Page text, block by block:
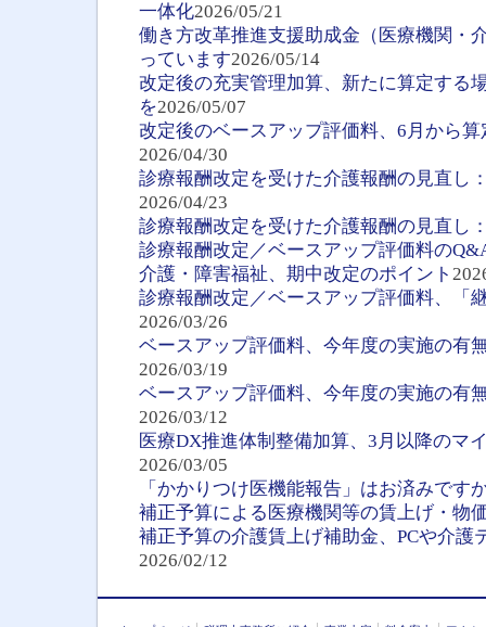
一体化2026/05/21
働き方改革推進支援助成金（医療機関・
っています2026/05/14
改定後の充実管理加算、新たに算定する
を2026/05/07
改定後のベースアップ評価料、6月から
2026/04/30
診療報酬改定を受けた介護報酬の見直し
2026/04/23
診療報酬改定を受けた介護報酬の見直し
診療報酬改定／ベースアップ評価料の
介護・障害福祉、期中改定のポイント
診療報酬改定／ベースアップ評価料、「
2026/03/26
ベースアップ評価料、今年度の実施の有
2026/03/19
ベースアップ評価料、今年度の実施の有
2026/03/12
医療DX推進体制整備加算、3月以降のマ
2026/03/05
「かかりつけ医機能報告」はお済みです
補正予算による医療機関等の賃上げ・物
補正予算の介護賃上げ補助金、PCや介護
2026/02/12